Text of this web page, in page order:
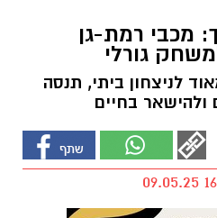
מכבי רמת-גן
גורלי
לניצחון ביתי, תנסה
ולהישאר בחיים